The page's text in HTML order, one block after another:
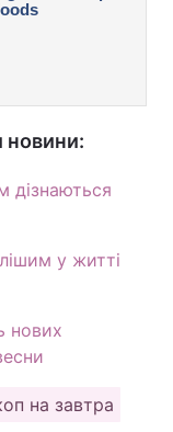
новини:
дізнаються
у житті
нових
на завтра